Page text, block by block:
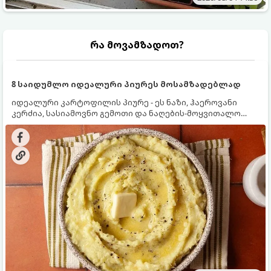
რა მოვამზადოთ?
8 საიდუმლო იდეალური პიურეს მოსამზადებლად
იდეალური კარტოფილის პიურე - ეს ნაზი, ჰაეროვანი
კერძია, სასიამოვნო გემოთი და ნაღების-მოყვითალო
ფერით. მისი მომზადება ძალიან მარტივია, მაგრამ
არსებობს რამდენიმე საიდუმლო, რომლებიც უნდა
იცოდეთ, რომ პიურე იდეალურად გემრიელი გამოვიდეს.